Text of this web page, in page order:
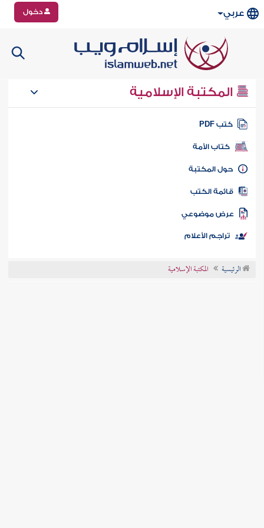
عربي دخول
المكتبة الإسلامية
كتب PDF
كتاب الأمة
المكتبة
الكتب
موضوعي
تراجم الأعلام
الرئيسية المكتبة الإسلامية